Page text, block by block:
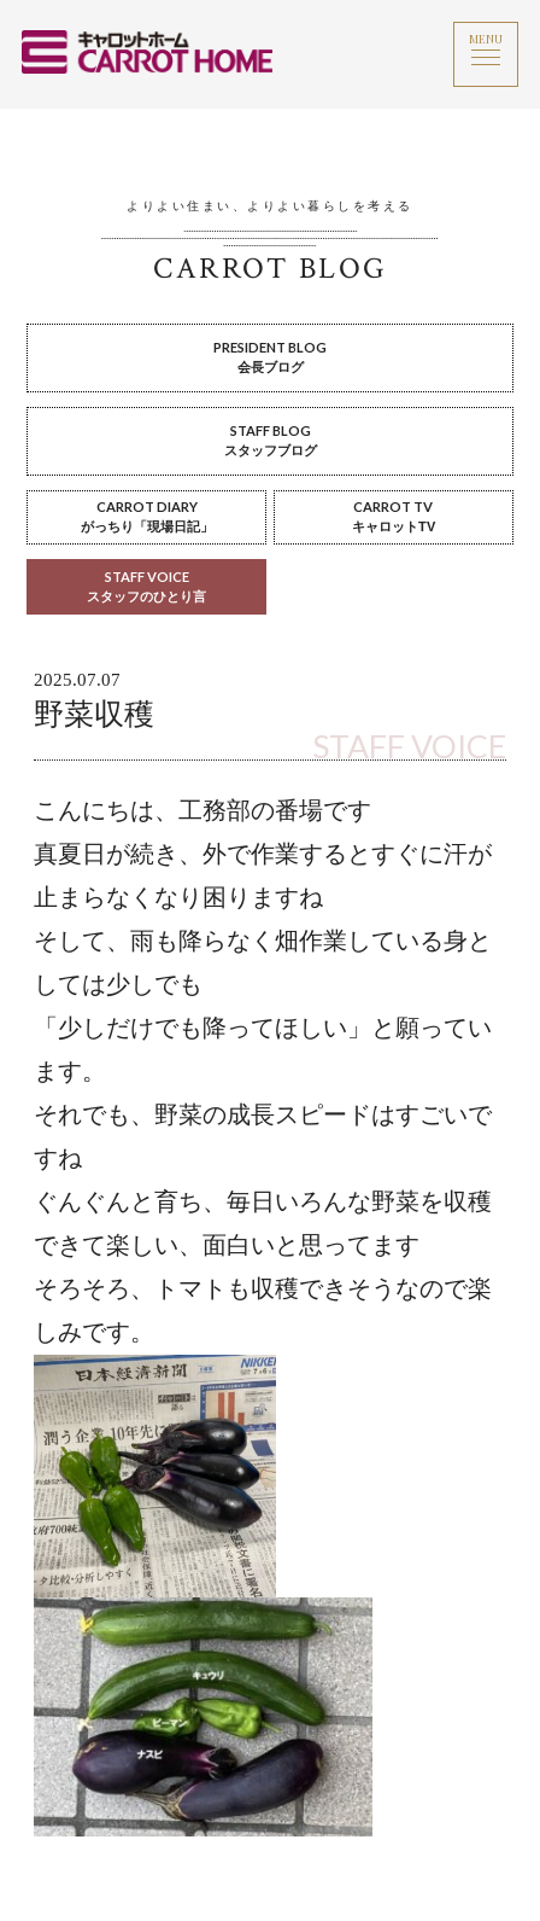
MENU
よりよい住まい、よりよい暮らしを考える
CARROT BLOG
PRESIDENT BLOG
会長ブログ
STAFF BLOG
スタッフブログ
CARROT DIARY
がっちり「現場日記」
CARROT TV
キャロットTV
STAFF VOICE
スタッフのひとり言
2025.07.07
野菜収穫
STAFF VOICE
こんにちは、工務部の番場です
真夏日が続き、外で作業するとすぐに汗が
止まらなくなり困りますね
そして、雨も降らなく畑作業している身と
しては少しでも
「少しだけでも降ってほしい」と願ってい
ます。
それでも、野菜の成長スピードはすごいで
すね
ぐんぐんと育ち、毎日いろんな野菜を収穫
できて楽しい、面白いと思ってます
そろそろ、トマトも収穫できそうなので楽
しみです。